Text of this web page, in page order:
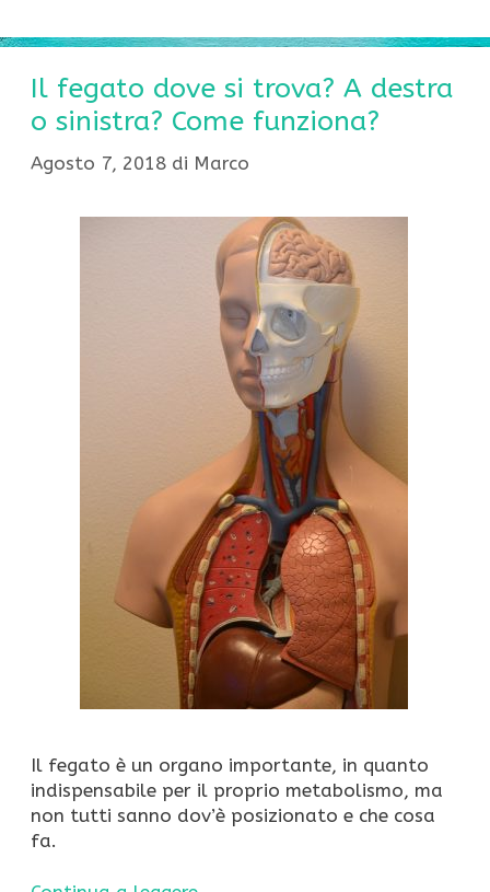
Il fegato dove si trova? A destra
o sinistra? Come funziona?
Agosto 7, 2018 di Marco
Il fegato è un organo importante, in quanto
indispensabile per il proprio metabolismo, ma
non tutti sanno dov’è posizionato e che cosa
fa.